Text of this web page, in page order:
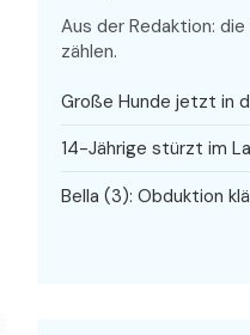
Aus der Redaktion:
zählen.
Große Hunde jetzt in
14-Jährige stürzt im
Bella (3): Obduktion